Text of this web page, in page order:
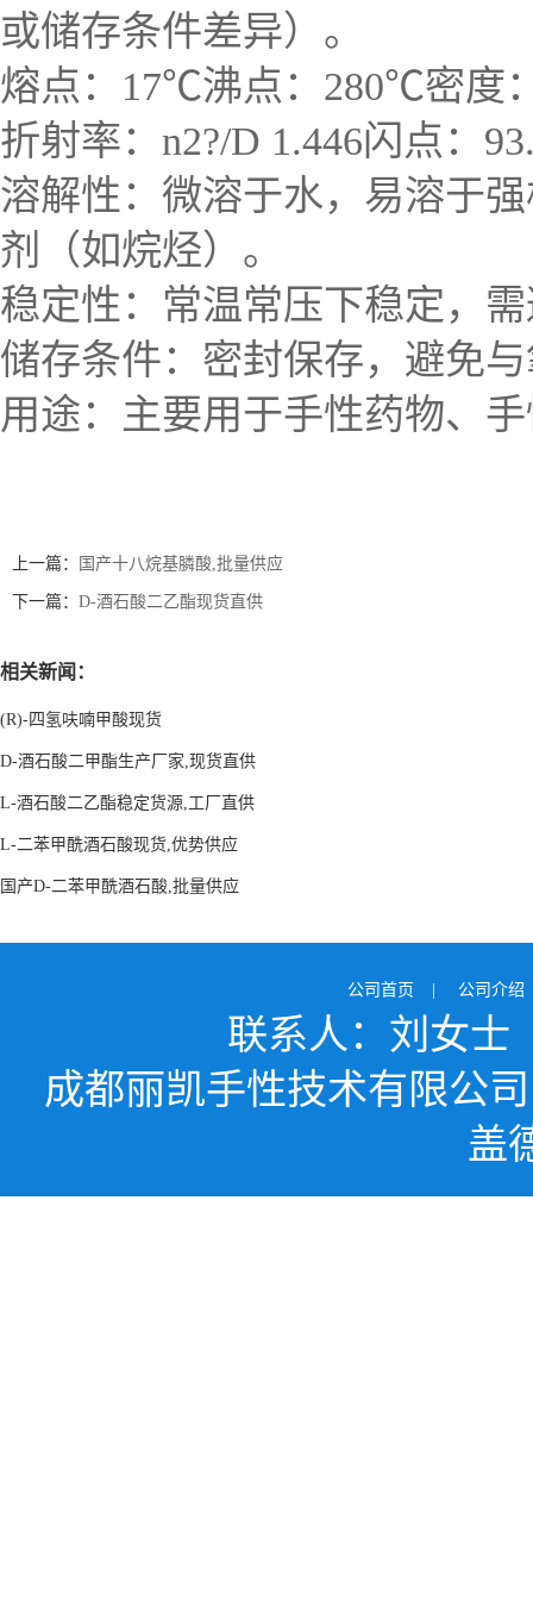
或储存条件差异）。
熔点：17℃沸点：280℃密度
折射率：n2?/D 1.446闪点：
溶解性：微溶于水，易溶于
剂（如烷烃）。
稳定性：常温常压下稳定，
储存条件：密封保存，避免
用途：主要用于手性药物、
上一篇： 国产十八烷基膦酸,批量供应
下一篇： D-酒石酸二乙酯现货直供
相关新闻：
(R)-四氢呋喃甲酸现货
D-酒石酸二甲酯生产厂家,现货直供
L-酒石酸二乙酯稳定货源,工厂直供
L-二苯甲酰酒石酸现货,优势供应
国产D-二苯甲酰酒石酸,批量供应
公司首页 公司介绍
联系人：刘女
成都丽凯手性技术有限公司
盖